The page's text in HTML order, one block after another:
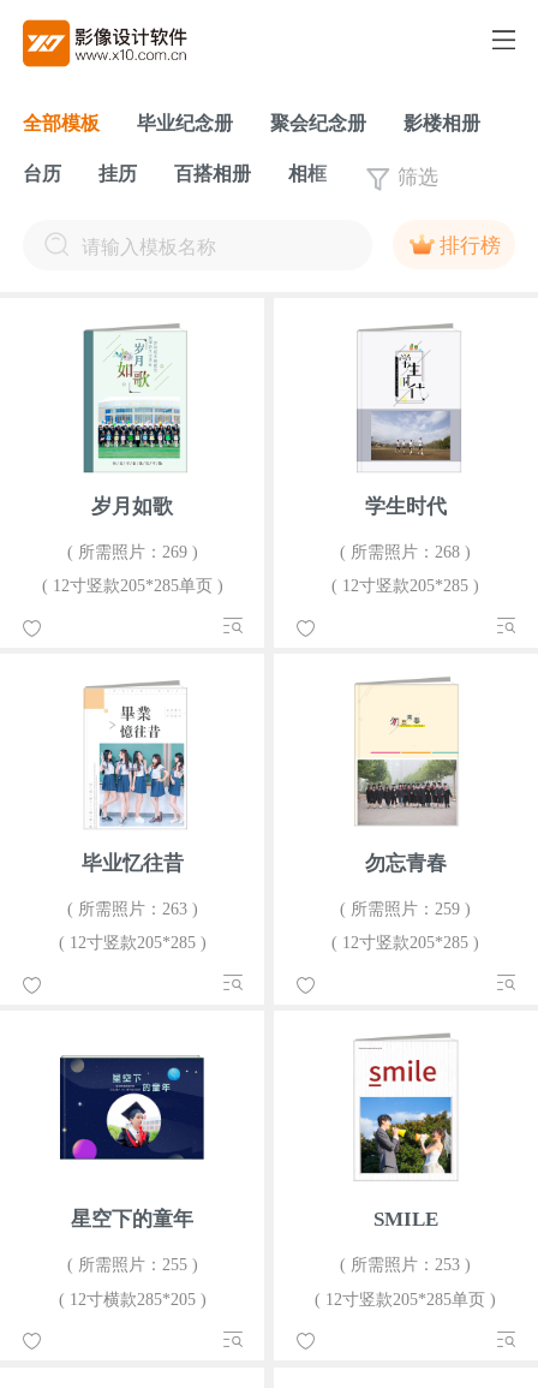
全部模板 毕业纪念册 聚会纪念册 影楼相册
台历 挂历 百搭相册 相框 筛选
排行榜
岁月如歌
( 所需照片：269 )
( 12寸竖款205*285单页 )
学生时代
( 所需照片：268 )
( 12寸竖款205*285 )
毕业忆往昔
( 所需照片：263 )
( 12寸竖款205*285 )
勿忘青春
( 所需照片：259 )
( 12寸竖款205*285 )
星空下的童年
( 所需照片：255 )
( 12寸横款285*205 )
SMILE
( 所需照片：253 )
( 12寸竖款205*285单页 )